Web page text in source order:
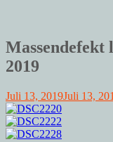
Massendefekt
2019
Juli 13, 2019Juli 13,